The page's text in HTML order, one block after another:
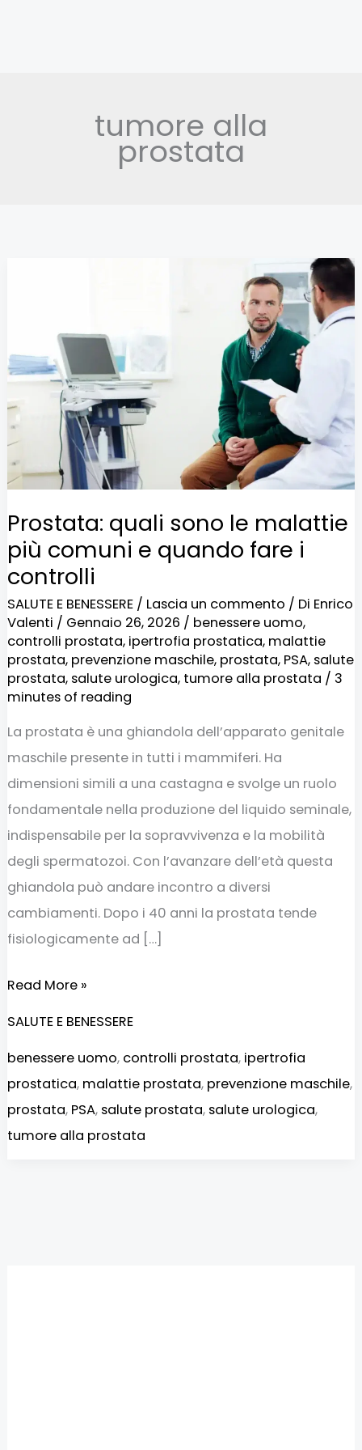
tumore alla
prostata
Prostata: quali sono le malattie
più comuni e quando fare i
controlli
SALUTE E BENESSERE/ Lascia un commento / Di Enrico
Valenti / Gennaio 26, 2026 / benessere uomo,
controlli prostata, ipertrofia prostatica, malattie
prostata, prevenzione maschile, prostata, PSA, salute
prostata, salute urologica, tumore alla prostata / 3
minutes of reading
La prostata è una ghiandola dell’apparato genitale
maschile presente in tutti i mammiferi. Ha
dimensioni simili a una castagna e svolge un ruolo
fondamentale nella produzione del liquido seminale,
indispensabile per la sopravvivenza e la mobilità
degli spermatozoi. Con l’avanzare dell’età questa
ghiandola può andare incontro a diversi
cambiamenti. Dopo i 40 anni la prostata tende
fisiologicamente ad […]
malattie
più
comuni
e
quando
i
controlli
Read More »
SALUTE E BENESSERE
benessere uomo, controlli prostata, ipertrofia
prostatica, malattie prostata, prevenzione maschile,
prostata, PSA, salute prostata, salute urologica,
tumore alla prostata